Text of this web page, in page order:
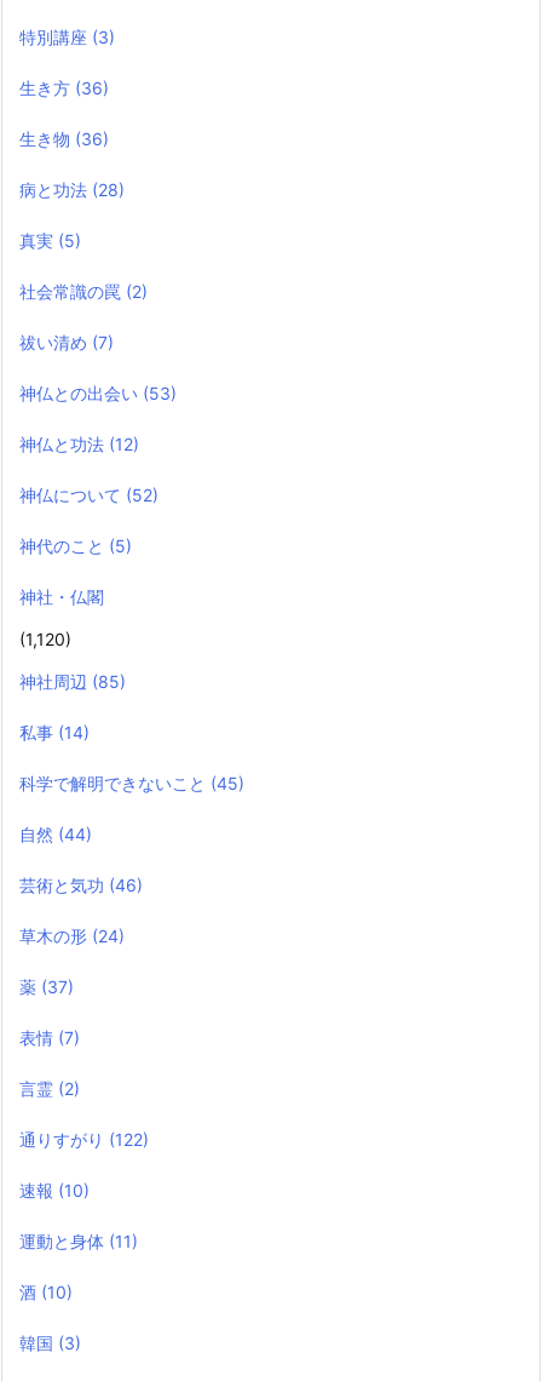
特別講座 (3)
生き方 (36)
生き物 (36)
病と功法 (28)
真実 (5)
社会常識の罠 (2)
祓い清め (7)
神仏との出会い (53)
神仏と功法 (12)
神仏について (52)
神代のこと (5)
神社・仏閣
(1,120)
神社周辺 (85)
私事 (14)
科学で解明できないこと (45)
自然 (44)
芸術と気功 (46)
草木の形 (24)
薬 (37)
表情 (7)
言霊 (2)
通りすがり (122)
速報 (10)
運動と身体 (11)
酒 (10)
韓国 (3)